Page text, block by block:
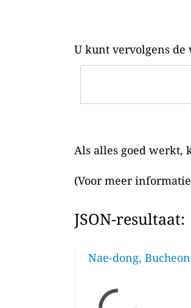
U kunt vervolgens de
Als alles goed werkt,
(Voor meer
JSON-resultaat:
Nae-dong,